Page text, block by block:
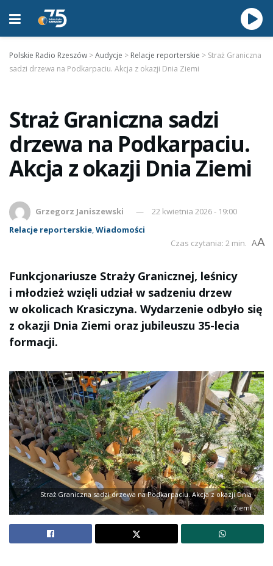
Polskie Radio Rzeszów >Audycje > Relacje reporterskie > Straż Graniczna
sadzi drzewa na Podkarpaciu. Akcja z okazji Dnia Ziemi
Straż Graniczna sadzi
drzewa na Podkarpaciu.
Akcja z okazji Dnia Ziemi
Grzegorz Janiszewski
22 kwietnia 2026 - 19:00
Relacje reporterskie,Wiadomości
Czas czytania: 2 min. AA
Funkcjonariusze Straży Granicznej, leśnicy
i młodzież wzięli udział w sadzeniu drzew
w okolicach Krasiczyna. Wydarzenie odbyło się
z okazji Dnia Ziemi oraz jubileuszu 35-lecia
formacji.
Straż Graniczna sadzi drzewa na Podkarpaciu. Akcja z okazji Dnia
Ziemi